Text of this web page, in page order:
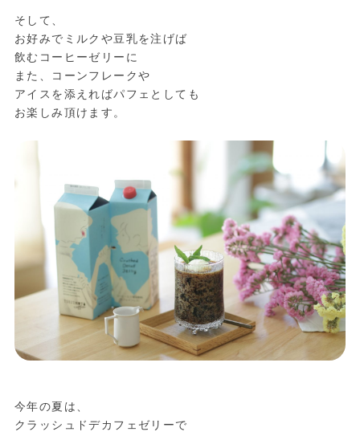
そして、
お好みでミルクや豆乳を注げば
飲むコーヒーゼリーに
また、コーンフレークや
アイスを添えればパフェとしても
お楽しみ頂けます。
今年の夏は、
クラッシュドデカフェゼリーで